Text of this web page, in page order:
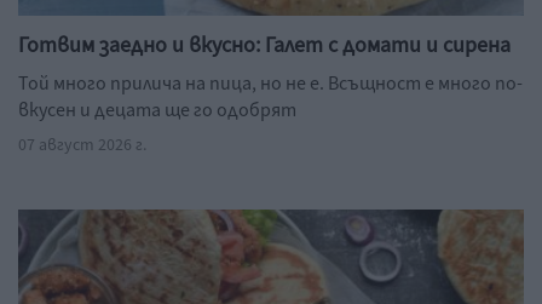
Готвим заедно и вкусно: Галет с домати и сирена
Той много прилича на пица, но не е. Всъщност е много по-
вкусен и децата ще го одобрят
07 август 2026 г.